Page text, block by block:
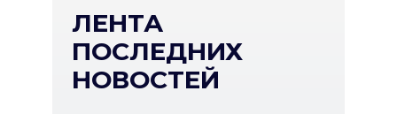
ЛЕНТА
ПОСЛЕДНИХ
НОВОСТЕЙ